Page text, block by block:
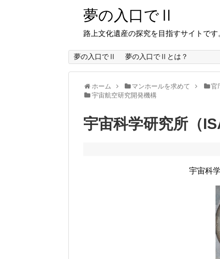
夢の入口でⅡ
路上文化遺産の探究を目指すサイトです
夢の入口でⅡ 夢の入口でⅡとは？
ホーム マンホールを求めて 官
宇宙航空研究開発機構
宇宙科学研究所（
宇宙科